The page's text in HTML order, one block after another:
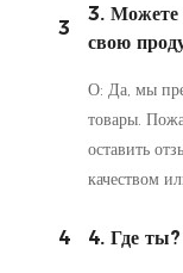
3
3. Можете
свою
О: Да, мы
товары.
оставить
качеством
4 4. Где